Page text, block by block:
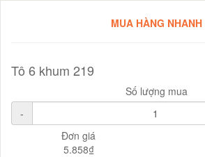
MUA HÀNG NHANH
Tô 6 khum 219
Số lượng mua
-
Đơn giá
5.858₫